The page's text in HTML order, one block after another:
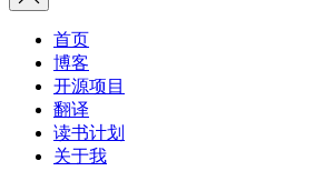
首页
博客
开源项目
翻译
读书计划
关于我